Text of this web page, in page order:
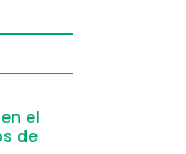
el
de